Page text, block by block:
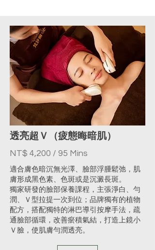
透亮超Ｖ（疲態晦暗肌）
NT$ 4,200 / 95 Mins
適合膚色暗沉無光澤、臉部浮腫鬆弛，肌
膚形成黑色素、色斑或是沉澱長斑。
獨家研發的臉部保養課程，主張淨白、勻
潤、Ｖ型拉提一次到位；品牌獨有的植物
配方，搭配獨特的淋巴導引按摩手法，疏
通臉部循環，改善瘀積氣結，打造上鏡小
Ｖ臉，使肌膚勻潤透亮。